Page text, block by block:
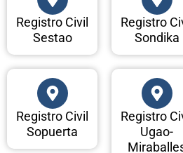
Registro Civil
Sestao
Registro
Sondika
Registro Civil
Sopuerta
Registro
Ugao-